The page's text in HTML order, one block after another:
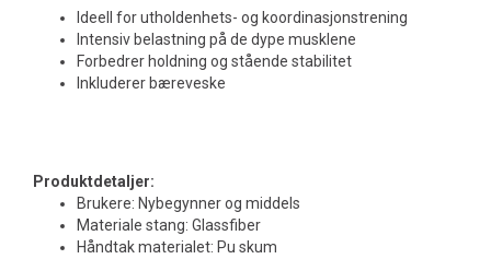
Ideell for utholdenhets- og koordinasjonstrening
Intensiv belastning på de dype musklene
Forbedrer holdning og stående stabilitet
Inkluderer bæreveske
Produktdetaljer:
Brukere: Nybegynner og middels
Materiale stang: Glassfiber
Håndtak materialet: Pu skum